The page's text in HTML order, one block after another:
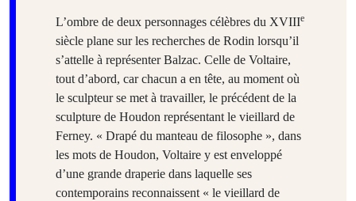
L’ombre de deux personnages célèbres du XVIIIe
siècle plane sur les recherches de Rodin lorsqu’il
s’attelle à représenter Balzac. Celle de Voltaire,
tout d’abord, car chacun a en tête, au moment où
le sculpteur se met à travailler, le précédent de la
sculpture de Houdon représentant le vieillard de
Ferney. « Drapé du manteau de filosophe », dans
les mots de Houdon, Voltaire y est enveloppé
d’une grande draperie dans laquelle ses
contemporains reconnaissent « le vieillard de